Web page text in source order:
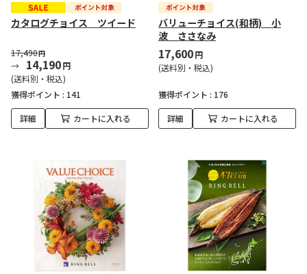
カタログチョイス ツイード
17,490円
14,190円
(送料別・税込)
獲得ポイント : 141
詳細 カートに入れる
バリューチョイス(和柄) 小
波 ささなみ
17,600円
(送料別・税込)
獲得ポイント : 176
詳細 カートに入れる